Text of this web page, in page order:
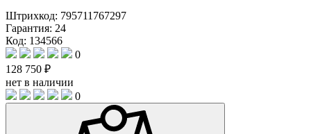
Штрихкод: 795711767297
Гарантия: 24
Код: 134566
0
128 750 ₽
нет в наличии
0